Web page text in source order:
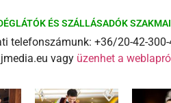
ÉS SZÁLLÁSADÓK
telefonszámunk: +36/20-42-
vagy üzenhet a weblapról